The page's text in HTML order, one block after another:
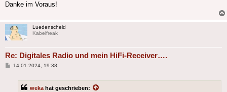
Danke im Voraus!
Luedenscheid
Kabelfreak
Re: Digitales Radio und mein HiFi-Receiver….
Beitrag
14.01.2024, 19:38
weka hat geschrieben: